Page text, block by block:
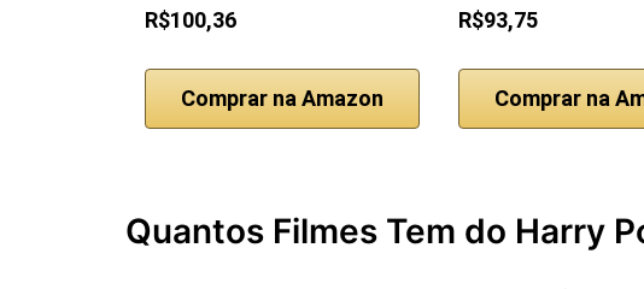
R$100,36
Comprar na Amazon
R$93,75
Comprar na
Quantos Filmes Tem do Harry